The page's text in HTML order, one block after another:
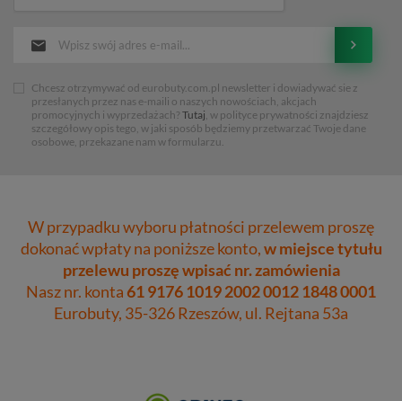
Chcesz otrzymywać od eurobuty.com.pl newsletter i dowiadywać sie z
przesłanych przez nas e-maili o naszych nowościach, akcjach
promocyjnych i wyprzedażach? Tutaj, w polityce prywatności znajdziesz
szczegółowy opis tego, w jaki sposób będziemy przetwarzać Twoje dane
osobowe, przekazane nam w formularzu.
W przypadku wyboru płatności przelewem proszę
dokonać wpłaty na poniższe konto,w miejsce tytułu
przelewu proszę wpisać nr. zamówienia
Nasz nr. konta61 9176 1019 2002 0012 1848 0001
Eurobuty, 35-326 Rzeszów, ul. Rejtana 53a